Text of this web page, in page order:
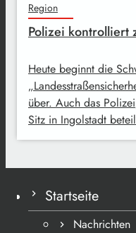
Region
Polizei kontrolliert
Heute beginnt die
über. Auch das
Sitz in Ingolstadt
Startseite
Nachrichten